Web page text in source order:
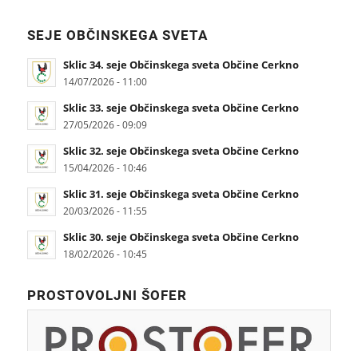
SEJE OBČINSKEGA SVETA
Sklic 34. seje Občinskega sveta Občine Cerkno
14/07/2026 - 11:00
Sklic 33. seje Občinskega sveta Občine Cerkno
27/05/2026 - 09:09
Sklic 32. seje Občinskega sveta Občine Cerkno
15/04/2026 - 10:46
Sklic 31. seje Občinskega sveta Občine Cerkno
20/03/2026 - 11:55
Sklic 30. seje Občinskega sveta Občine Cerkno
18/02/2026 - 10:45
PROSTOVOLJNI ŠOFER